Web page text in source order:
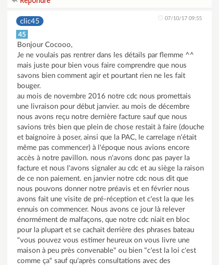
clic45 07/10/17 09:55
45
Bonjour Cocooo,
Je ne voulais pas rentrer dans les détails par flemme ^^
mais juste pour bien vous faire comprendre que nous
savons bien comment agir et pourtant rien ne les fait
bouger.
au mois de novembre 2016 notre cdc nous promettais
une livraison pour début janvier. au mois de décembre
nous avons reçu notre dernière facture sauf que nous
savions très bien que plein de chose restait à faire (douche
et baignoire à poser, ainsi que la PAC, le carrelage n'était
même pas commencer) à l'époque nous avions encore
accès à notre pavillon. nous n'avons donc pas payer la
facture et nous l'avons signaler au cdc et au siège la raison
de ce non paiement. en janvier notre cdc nous dit que
nous pouvons donner notre préavis et en février nous
avons fait une visite de pré-réception et c'est la que les
ennuis on commencer. Nous avons ce jour là relever
énormément de malfaçons, que notre cdc niait en bloc
pour la plupart et se cachait derrière des phrases bateau
"vous pouvez vous estimer heureux on vous livre une
maison à peu près convenable" ou bien "c'est la loi c'est
comme ça" sauf qu'après consultations avec des